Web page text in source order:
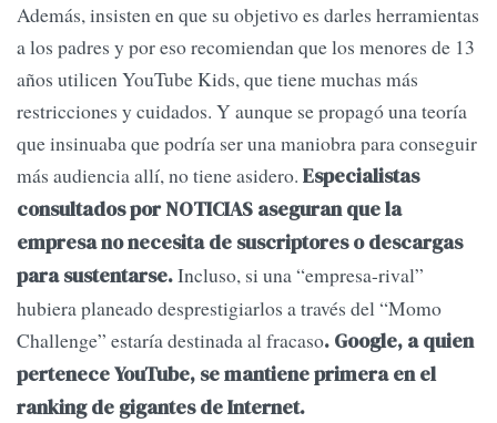
Además, insisten en que su objetivo es darles herramientas
a los padres y por eso recomiendan que los menores de 13
años utilicen YouTube Kids, que tiene muchas más
restricciones y cuidados. Y aunque se propagó una teoría
que insinuaba que podría ser una maniobra para conseguir
más audiencia allí, no tiene asidero. Especialistas
consultados por NOTICIAS aseguran que la
empresa no necesita de suscriptores o descargas
para sustentarse.Incluso, si una “empresa-rival”
hubiera planeado desprestigiarlos a través del “Momo
Challenge” estaría destinada al fracaso. Google, a quien
pertenece YouTube, se mantiene primera en el
ranking de gigantes de Internet.